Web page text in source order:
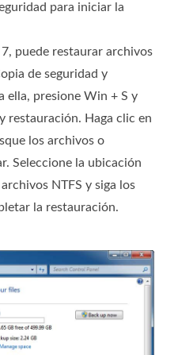
para iniciar la
puede restaurar archivos
de seguridad y
ella, presione Win + S y
restauración. Haga clic en
los archivos o
Seleccione la ubicación
NTFS y siga los
la restauración.